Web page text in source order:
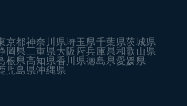
京都神奈川県埼玉県千葉県茨城県
岡県三重県大阪府兵庫県和歌山県
根県高知県香川県徳島県愛媛県
児島県沖縄県